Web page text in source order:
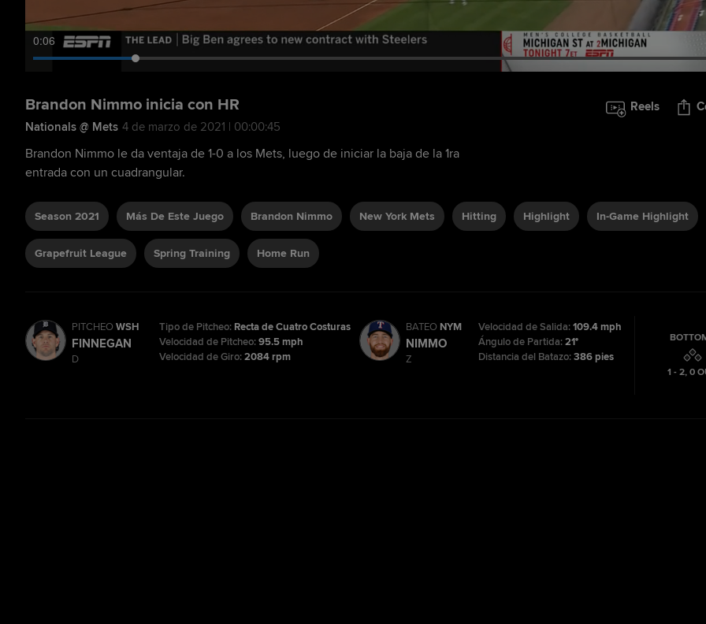
0:07
Brandon Nimmo inicia con HR
Nationals @ Mets 4 de marzo de 2021 | 00:00:45
Reels
Brandon Nimmo le da ventaja de 1-0 a los Mets, luego de iniciar la baja de la 1ra
entrada con un cuadrangular.
Season 2021 Más De Este Juego Brandon Nimmo New York Mets Hitting Highlight In-Game Highlight
Grapefruit League Spring Training Home Run
PITCHEO WSH
FINNEGAN
D
Tipo de Pitcheo: Recta de Cuatro Costuras
Velocidad de Pitcheo:95.5 mph
Velocidad de Giro:2084 rpm
BATEO NYM
NIMMO
Z
Velocidad de Salida:109.4 mph
Ángulo de Partida:21°
Distancia del Batazo:386 pies
1 - 2,0